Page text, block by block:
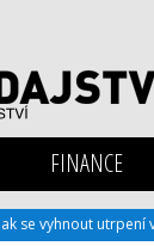
FINANCE
se vyhnout utrpení